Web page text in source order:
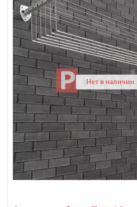
Нет в наличии